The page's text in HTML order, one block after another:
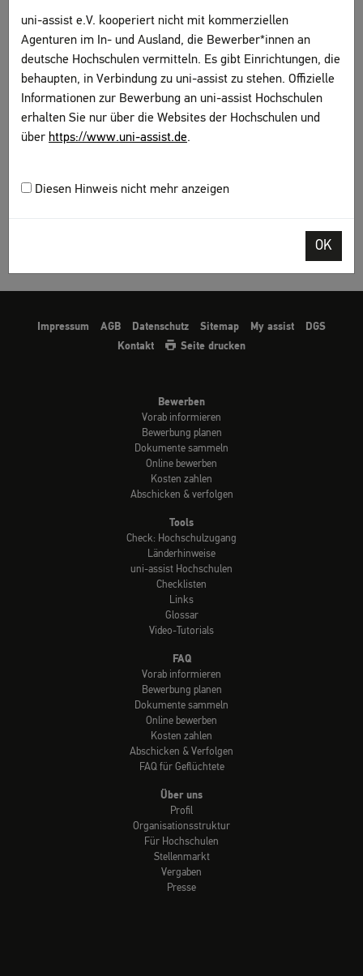
uni-assist e.V. kooperiert nicht mit kommerziellen
Agenturen im In- und Ausland, die Bewerber*innen an
deutsche Hochschulen vermitteln. Es gibt Einrichtungen, die
behaupten, in Verbindung zu uni-assist zu stehen. Offizielle
Informationen zur Bewerbung an uni-assist Hochschulen
erhalten Sie nur über die Websites der Hochschulen und
über https://www.uni-assist.de.
Diesen Hinweis nicht mehr anzeigen
OK
uni-assist beantwortet Ihnen gerne alle Fragen zur Prüfung
Ihrer Bewerbung auch am Telefon.Bitte halten Sie Ihre
assist Bewerber-Nummerbereit, wenn Sie uns anrufen und
konkrete Fragen zu Ihrer Bewerbung haben.
Nach oben
Impressum AGB Datenschutz Sitemap My assist
DGS
Kontakt
Seite drucken
Bewerben
Vorab informieren
Bewerbung planen
Dokumente sammeln
Online bewerben
Kosten zahlen
Abschicken & verfolgen
Tools
Check: Hochschulzugang
Länderhinweise
uni-assist Hochschulen
Checklisten
Links
Glossar
Video-Tutorials
FAQ
Vorab informieren
Bewerbung planen
Dokumente sammeln
Online bewerben
Kosten zahlen
Abschicken & Verfolgen
FAQ für Geflüchtete
Über uns
Profil
Organisationsstruktur
Für Hochschulen
Stellenmarkt
Vergaben
Presse